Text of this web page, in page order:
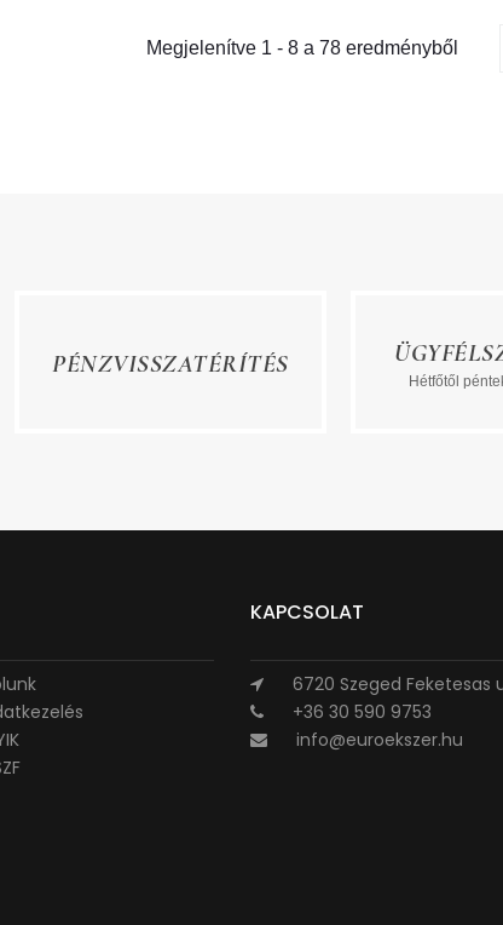
Megjelenítve 1 - 8 a 78 eredményből
PÉNZVISSZATÉRÍTÉS
Hétfőtől
KAPCSOLAT
6720 Szeged Feketesas
+36 30 590 9753
info@euroekszer.hu